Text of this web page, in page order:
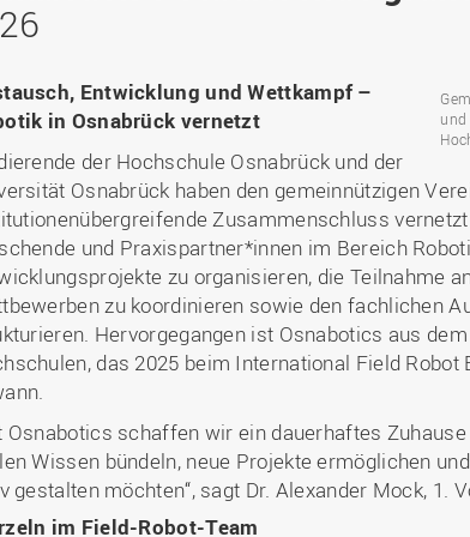
Gaststudierende
Winterprogramme
als Fremdsprache
für
Förderung internationaler
(FIT) in Osnabrück
Glossar
Bibliothek
LearningCenter
Career Services
schwerpunkte
und
in der
Center
Hochschulbüro
die Praxis
Gründungen |
Transfer in die
Personalentwicklung
und Transfer
Fördergesellschaft
(HZC)
UAS7
Ingenieurwissenschaften
und Informatik (IuI)
Institut für Musik (IfM)
Kultur und
und
Sozialwissenschaften
(WiSo)
Bibliothek
Professional
Amtsblatt
Personensuche
und
Entwicklung und Wettkampf –
in Osnabrück vernetzt
der Hochschule Osnabrück und der
Osnabrück haben den gemeinnützigen
Zusammenschluss
und Praxispartner*innen im Bereich
zu organisieren, die Teilnahme
zu koordinieren sowie den fachlichen
Hervorgegangen ist Osnabotics aus
das 2025 beim International Field
Osnabotics schaffen wir ein dauerhaftes
Wissen bündeln, neue Projekte ermöglichen
gestalten möchten“, sagt Dr. Alexander Mock, 1.
im Field-Robot-Team